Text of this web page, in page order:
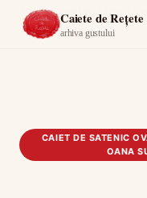
Caiete de Rețete
arhiva gustului
Acasă ›
nepoata/sursa › II
CAIET DE SATENIC
OANA